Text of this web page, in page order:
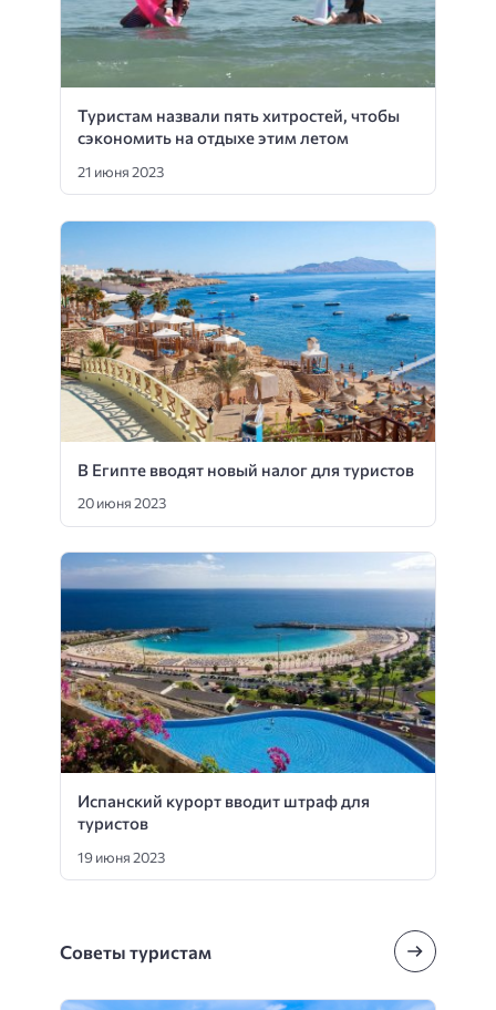
Туристам назвали пять хитростей, чтобы
сэкономить на отдыхе этим летом
21 июня 2023
В Египте вводят новый налог для туристов
20 июня 2023
Испанский курорт вводит штраф для
туристов
19 июня 2023
Советы туристам